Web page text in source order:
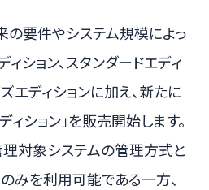
の要件やシステム規模によっ
ション、スタンダードエディ
エディションに加え、新たに
ィション」を販売開始します。
理対象システムの管理方式と
のみを利用可能である一方、